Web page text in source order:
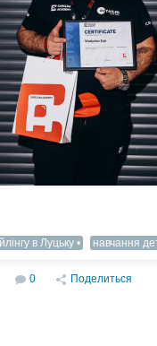
в Луцьку навчання
0 Поделиться